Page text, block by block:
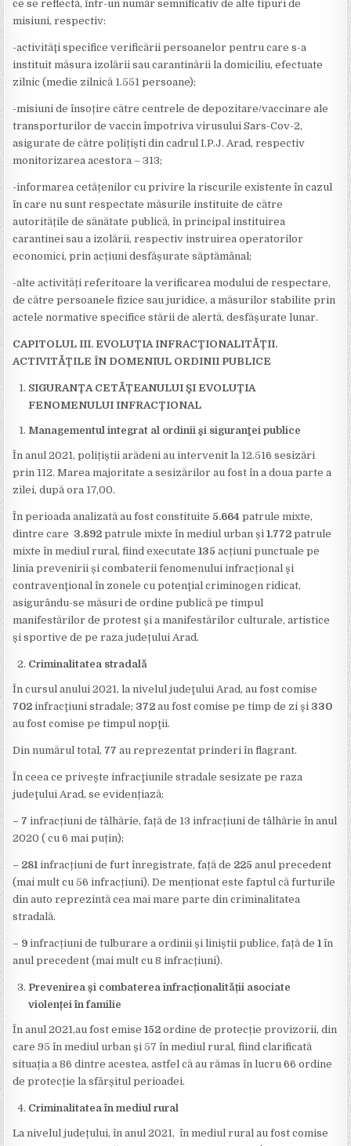
ce se reflectă, într-un număr semnificativ de alte tipuri de
misiuni, respectiv:
-activităţi specifice verificării persoanelor pentru care s-a
instituit măsura izolării sau carantinării la domiciliu, efectuate
zilnic (medie zilnică 1.551 persoane);
-misiuni de însoțire către centrele de depozitare/vaccinare ale
transporturilor de vaccin împotriva virusului Sars-Cov-2,
asigurate de către polițiști din cadrul I.P.J. Arad, respectiv
monitorizarea acestora – 313;
-informarea cetățenilor cu privire la riscurile existente în cazul
în care nu sunt respectate măsurile instituite de către
autoritățile de sănătate publică, în principal instituirea
carantinei sau a izolării, respectiv instruirea operatorilor
economici, prin acțiuni desfășurate săptămânal;
-alte activități referitoare la verificarea modului de respectare,
de către persoanele fizice sau juridice, a măsurilor stabilite prin
actele normative specifice stării de alertă, desfășurate lunar.
CAPITOLUL III. EVOLUȚIA INFRACȚIONALITĂȚII.
ACTIVITĂȚILE ÎN DOMENIUL ORDINII PUBLICE
SIGURANŢA CETĂŢEANULUI ŞI EVOLUŢIA
FENOMENULUI INFRACŢIONAL
Managementul integrat al ordinii şi siguranţei publice
În anul 2021, polițiștii arădeni au intervenit la 12.516 sesizări
prin 112. Marea majoritate a sesizărilor au fost în a doua parte a
zilei, după ora 17,00.
În perioada analizată au fost constituite 5.664patrule mixte,
dintre care 3.892 patrule mixte în mediul urban și1.772 patrule
mixte în mediul rural, fiind executate135 acțiuni punctuale pe
linia prevenirii și combaterii fenomenului infracțional şi
contravenţional în zonele cu potenţial criminogen ridicat,
asigurându-se măsuri de ordine publică pe timpul
manifestărilor de protest și a manifestărilor culturale, artistice
și sportive de pe raza județului Arad.
Criminalitatea stradală
În cursul anului 2021, la nivelul judeţului Arad, au fost comise
702 infracţiuni stradale; 372au fost comise pe timp de zi şi 330
au fost comise pe timpul nopţii.
Din numărul total, 77 au reprezentat prinderi în flagrant.
În ceea ce privește infracţiunile stradale sesizate pe raza
judeţului Arad, se evidențiază:
– 7infracțiuni de tâlhărie, față de 13 infracțiuni de tâlhărie în anul
2020 ( cu 6 mai puțin);
– 281infracțiuni de furt înregistrate, față de 225 anul precedent
(mai mult cu 56 infracțiuni). De menționat este faptul că furturile
din auto reprezintă cea mai mare parte din criminalitatea
stradală.
– 9 infracțiuni de tulburare a ordinii și liniștii publice, față de1 în
anul precedent (mai mult cu 8 infracțiuni).
Prevenirea și combaterea infracționalității asociate
violenței în familie
În anul 2021,au fost emise152 ordine de protecție provizorii, din
care 95 în mediul urban și 57 în mediul rural, fiind clarificată
situația a 86 dintre acestea, astfel că au rămas în lucru 66 ordine
de protecție la sfârșitul perioadei.
Criminalitatea în mediul rural
La nivelul județului, în anul 2021, în mediul rural au fost comise